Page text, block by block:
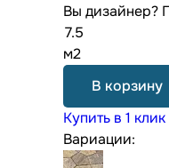
Вы дизайнер?
м2
В корзину
Купить в 1 клик
Вариации: